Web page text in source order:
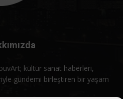
kültür sanat haberleri,
gündemi birleştiren bir yaşam